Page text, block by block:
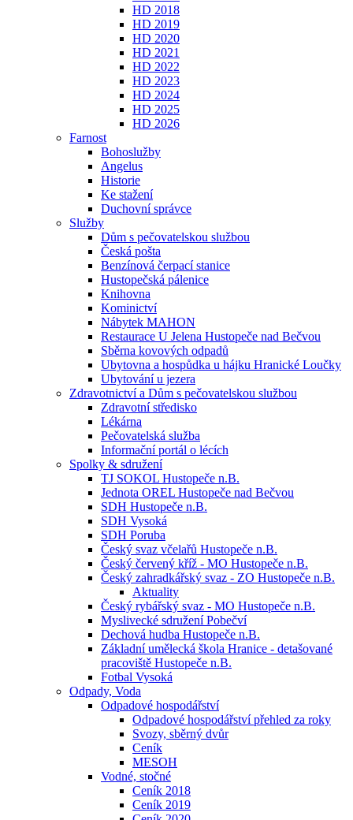
HD 2018
HD 2019
HD 2020
HD 2021
HD 2022
HD 2023
HD 2024
HD 2025
HD 2026
Farnost
Bohoslužby
Angelus
Historie
Ke stažení
Duchovní správce
Služby
Dům s pečovatelskou službou
Česká pošta
Benzínová čerpací stanice
Hustopečská pálenice
Knihovna
Kominictví
Nábytek MAHON
Restaurace U Jelena Hustopeče nad Bečvou
Sběrna kovových odpadů
Ubytovna a hospůdka u hájku Hranické Loučky
Ubytování u jezera
Zdravotnictví a Dům s pečovatelskou službou
Zdravotní středisko
Lékárna
Pečovatelská služba
Informační portál o lécích
Spolky & sdružení
TJ SOKOL Hustopeče n.B.
Jednota OREL Hustopeče nad Bečvou
SDH Hustopeče n.B.
SDH Vysoká
SDH Poruba
Český svaz včelařů Hustopeče n.B.
Český červený kříž - MO Hustopeče n.B.
Český zahradkářský svaz - ZO Hustopeče n.B.
Aktuality
Český rybářský svaz - MO Hustopeče n.B.
Myslivecké sdružení Pobečví
Dechová hudba Hustopeče n.B.
Základní umělecká škola Hranice - detašované
pracoviště Hustopeče n.B.
Fotbal Vysoká
Odpady, Voda
Odpadové hospodářství
Odpadové hospodářství přehled za roky
Svozy, sběrný dvůr
Ceník
MESOH
Vodné, stočné
Ceník 2018
Ceník 2019